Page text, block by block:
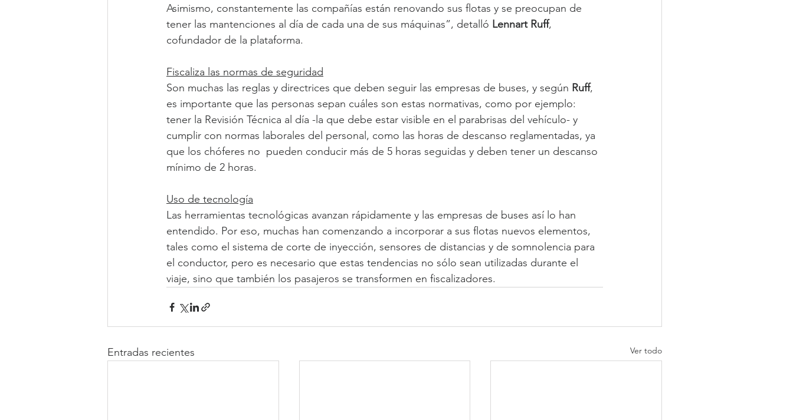
Asimismo, constantemente las compañías están renovando sus flotas y se preocupan de
tener las mantenciones al día de cada una de sus máquinas”, detalló Lennart Ruff,
cofundador de la plataforma.
Fiscaliza las normas de seguridad
Son muchas las reglas y directrices que deben seguir las empresas de buses, y según Ruff,
es importante que las personas sepan cuáles son estas normativas, como por ejemplo:
tener la Revisión Técnica al día -la que debe estar visible en el parabrisas del vehículo- y
cumplir con normas laborales del personal, como las horas de descanso reglamentadas, ya
que los chóferes no  pueden conducir más de 5 horas seguidas y deben tener un descanso
mínimo de 2 horas.
Uso de tecnología
Las herramientas tecnológicas avanzan rápidamente y las empresas de buses así lo han
entendido. Por eso, muchas han comenzando a incorporar a sus flotas nuevos elementos,
tales como el sistema de corte de inyección, sensores de distancias y de somnolencia para
el conductor, pero es necesario que estas tendencias no sólo sean utilizadas durante el
viaje, sino que también los pasajeros se transformen en fiscalizadores.
Entradas recientes Ver todo